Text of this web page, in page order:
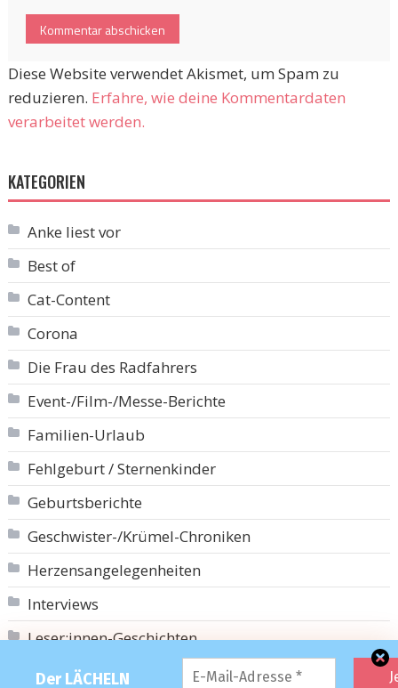
Der LÄCHELN
Diese Website verwendet Akismet, um Spam zu
reduzieren. Erfahre, wie deine Kommentardaten
verarbeitet werden.
KATEGORIEN
Anke liest vor
Best of
Cat-Content
Corona
Die Frau des Radfahrers
Event-/Film-/Messe-Berichte
Familien-Urlaub
Fehlgeburt / Sternenkinder
Geburtsberichte
Geschwister-/Krümel-Chroniken
Herzensangelegenheiten
Interviews
Leser:innen-Geschichten
Mutter-Kind-Kur-Berichte